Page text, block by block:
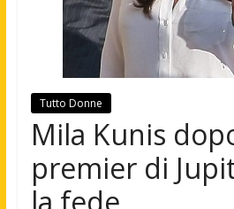
Tutto Donne
Mila Kunis
premier di